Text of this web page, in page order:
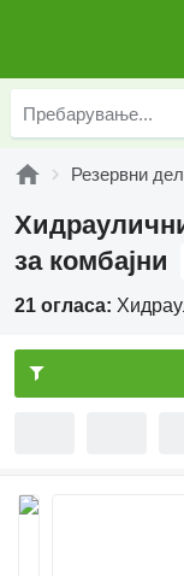
Резервни
за комбајни
21 огласа: